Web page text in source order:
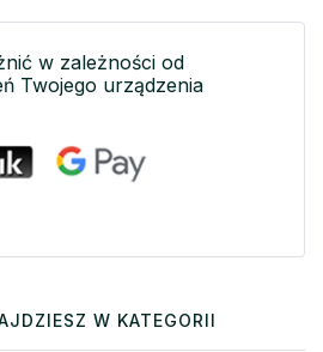
w zależności od
Twojego urządzenia
W KATEGORII